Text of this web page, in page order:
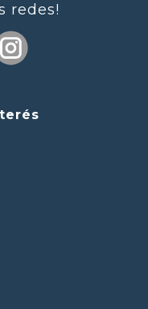
redes!